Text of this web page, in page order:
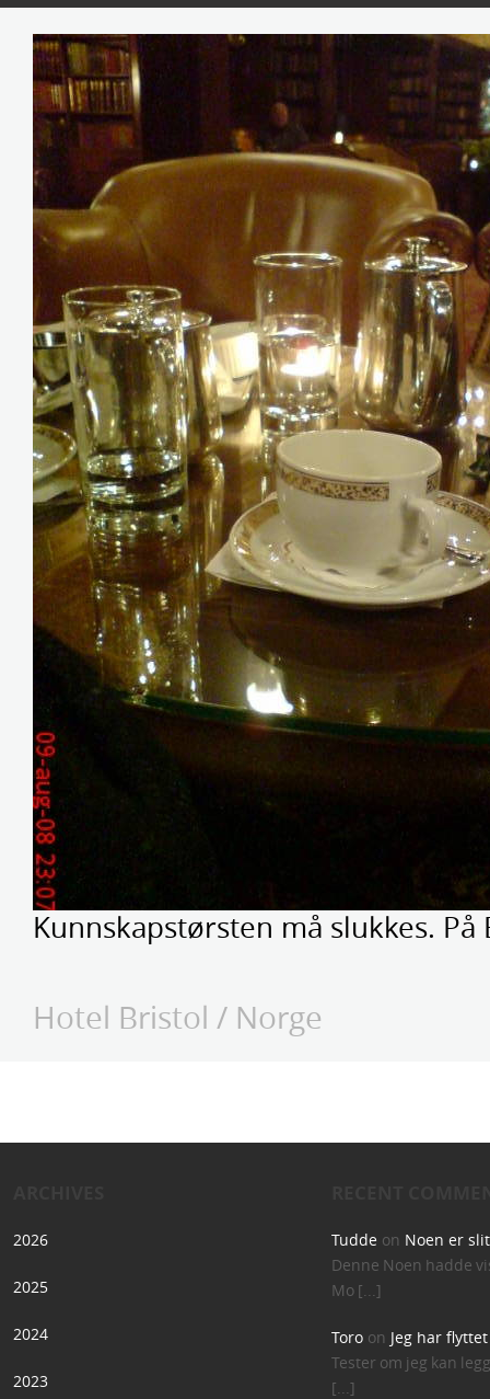
Kunnskapstørsten må slukkes. På
Hotel Bristol / Norge
2026
2025
2024
2023
Tudde on Noen er
Denne Noen hadde
Mo [...]
Toro on Jeg har
Tester om jeg kan
[...]